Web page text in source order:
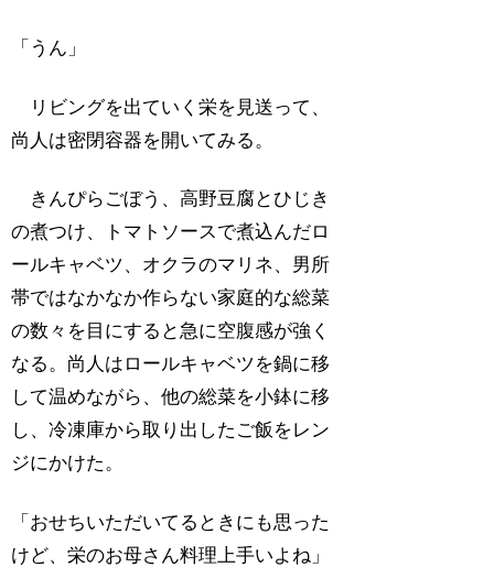
「うん」
リビングを出ていく栄を見送って、
尚人は密閉容器を開いてみる。
きんぴらごぼう、高野豆腐とひじき
の煮つけ、トマトソースで煮込んだロ
ールキャベツ、オクラのマリネ、男所
帯ではなかなか作らない家庭的な総菜
の数々を目にすると急に空腹感が強く
なる。尚人はロールキャベツを鍋に移
して温めながら、他の総菜を小鉢に移
し、冷凍庫から取り出したご飯をレン
ジにかけた。
「おせちいただいてるときにも思った
けど、栄のお母さん料理上手いよね」